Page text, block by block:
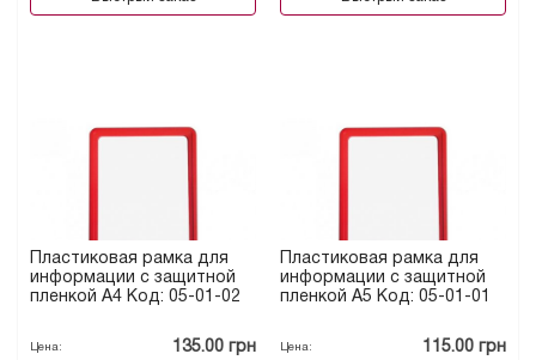
Пластиковая рамка для
информации с защитной
пленкой А4 Код: 05-01-02
Цена: 135.00 грн
Пластиковая рамка для
информации с защитной
пленкой А5 Код: 05-01-01
Цена: 115.00 грн